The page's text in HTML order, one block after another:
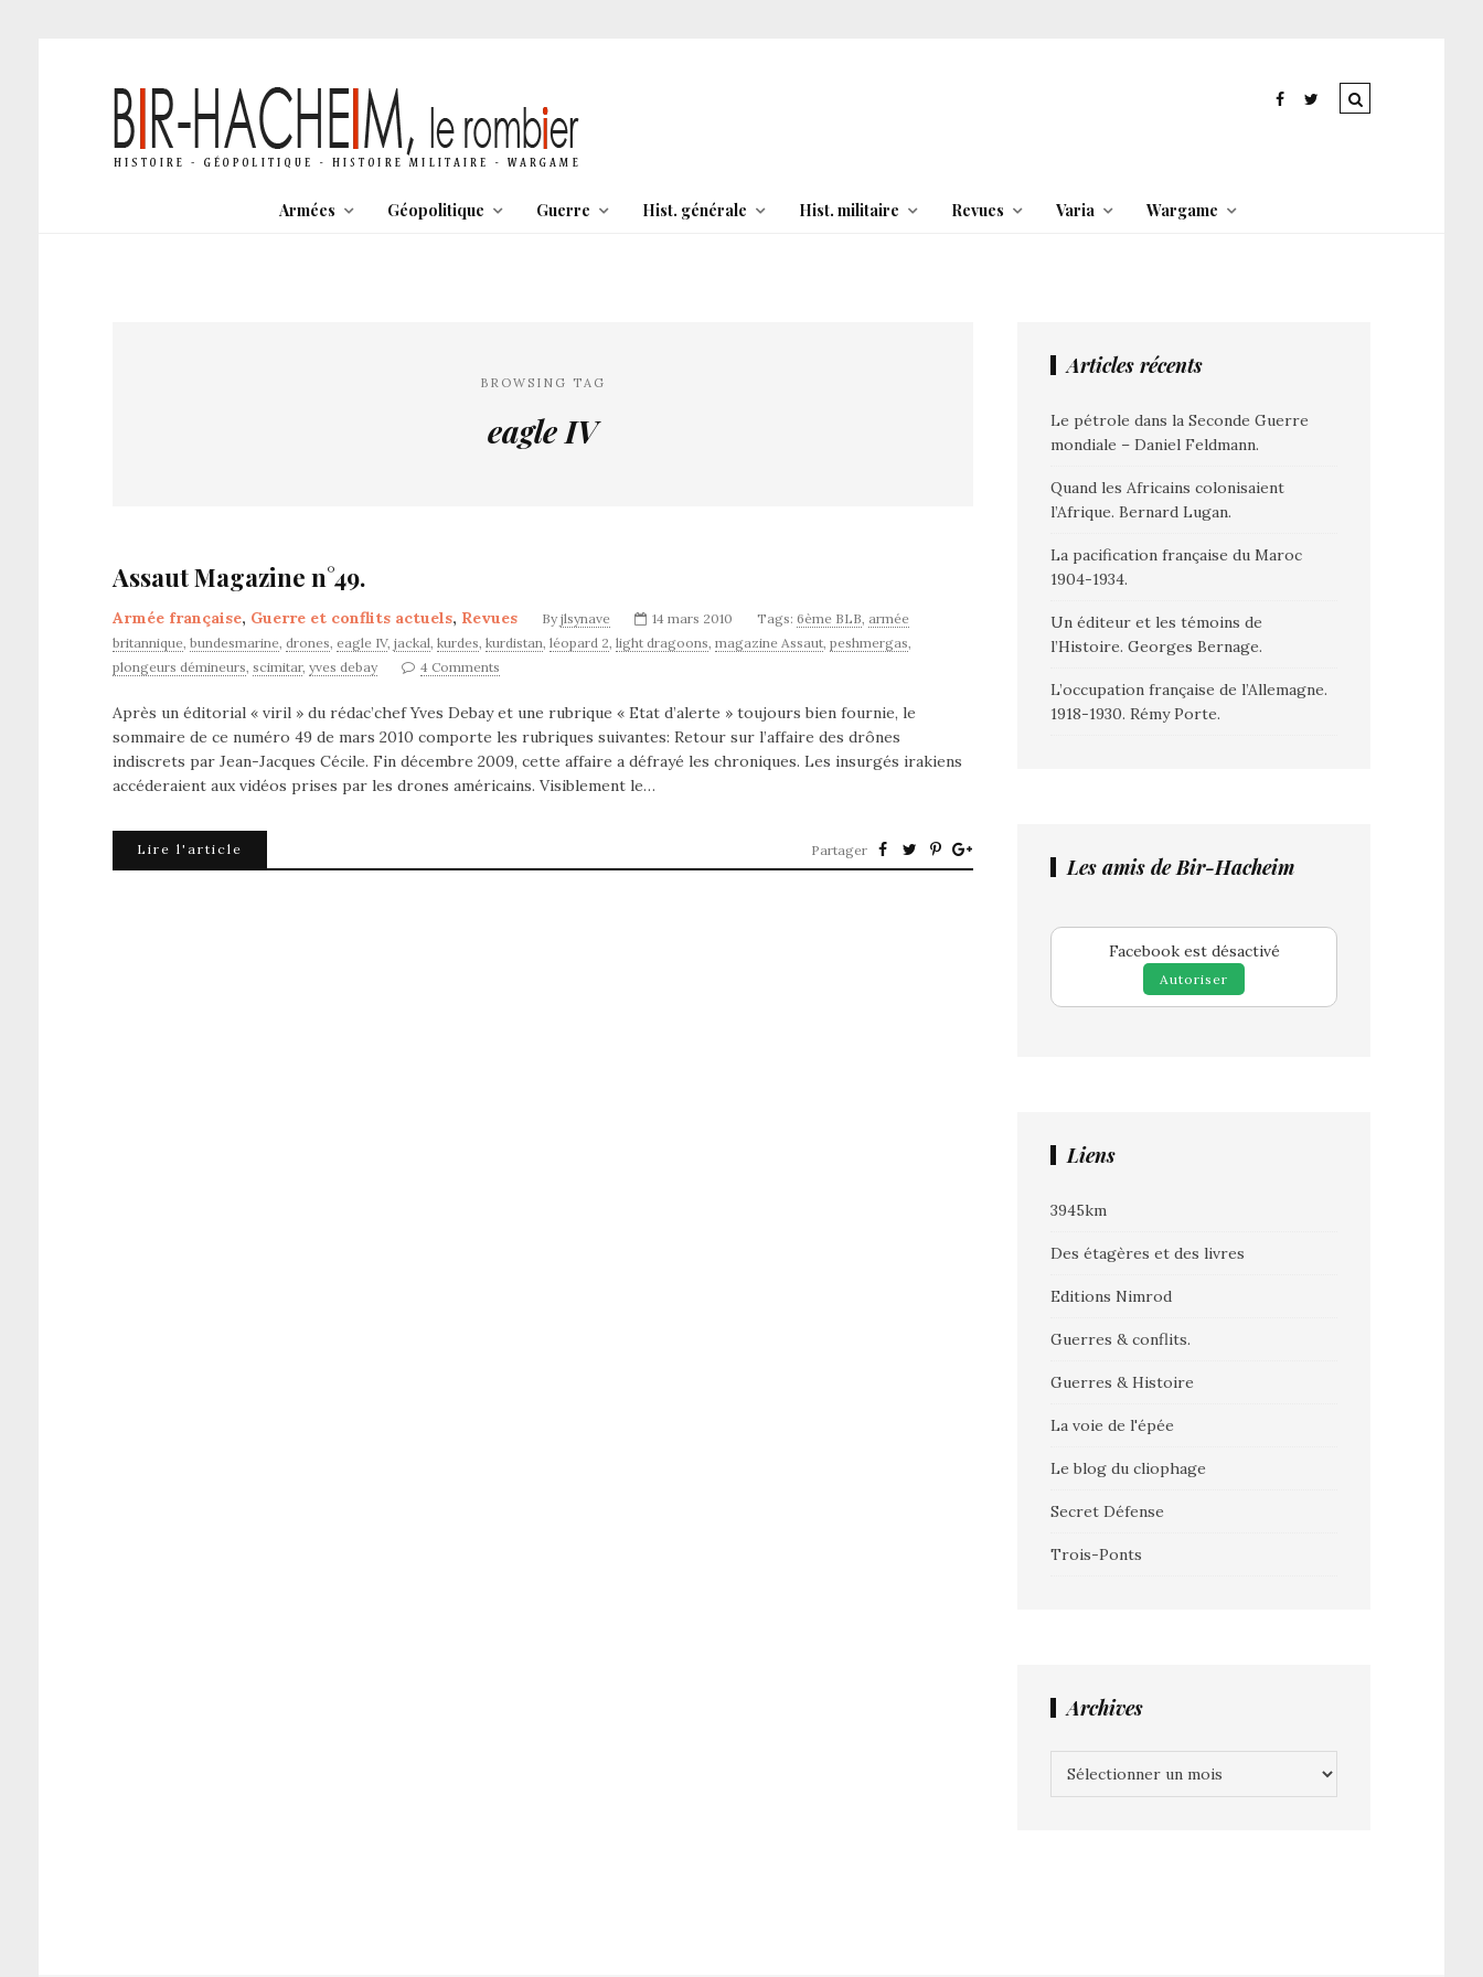
Armées Géopolitique Guerre Hist. générale Hist. militaire Revues Varia Wargame
BROWSING TAG
eagle IV
Assaut Magazine n°49.
Armée française, Guerre et conflits actuels, Revues By jlsynave 14 mars 2010 Tags: 6ème BLB, armée
britannique, bundesmarine, drones, eagle IV, jackal, kurdes, kurdistan, léopard 2, light dragoons, magazine Assaut, peshmergas,
plongeurs démineurs, scimitar, yves debay 4 Comments
Après un éditorial « viril » du rédac’chef Yves Debay et une rubrique « Etat d’alerte » toujours bien fournie, le
sommaire de ce numéro 49 de mars 2010 comporte les rubriques suivantes: Retour sur l’affaire des drônes
indiscrets par Jean-Jacques Cécile. Fin décembre 2009, cette affaire a défrayé les chroniques. Les insurgés irakiens
accéderaient aux vidéos prises par les drones américains. Visiblement le…
Lire l'article Partager
Articles récents
Le pétrole dans la Seconde Guerre
mondiale – Daniel Feldmann.
Quand les Africains colonisaient
l’Afrique. Bernard Lugan.
La pacification française du Maroc
1904-1934.
Un éditeur et les témoins de
l’Histoire. Georges Bernage.
L’occupation française de l’Allemagne.
1918-1930. Rémy Porte.
Les amis de Bir-Hacheim
Facebook est désactivé
Autoriser
Liens
3945km
Des étagères et des livres
Editions Nimrod
Guerres & conflits.
Guerres & Histoire
La voie de l'épée
Le blog du cliophage
Secret Défense
Trois-Ponts
Archives